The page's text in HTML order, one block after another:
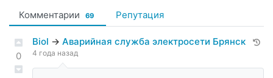
Комментарии 69 Репутация
0
Biol → Аварийная служба электросети Брянск
4 года назад